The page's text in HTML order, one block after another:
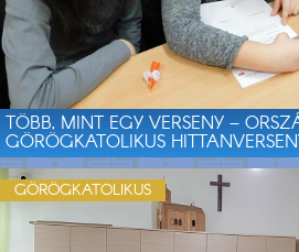
TÖBB, MINT EGY VERSENY –
GÖRÖGKATOLIKUS
GÖRÖGKATOLIKUS